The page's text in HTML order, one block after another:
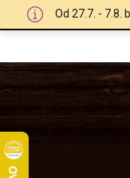
Od 27.7. - 7.8.